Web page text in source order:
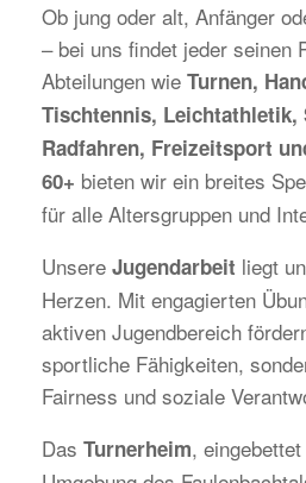
Ob jung oder alt, Anfänger
– bei uns findet jeder seinen
Abteilungen wie Turnen,
Tischtennis, Leichtathletik,
Radfahren, Freizeitsport
60+ bieten wir ein breites
für alle Altersgruppen und
Unsere Jugendarbeit liegt
Herzen. Mit engagierten
aktiven Jugendbereich
sportliche Fähigkeiten,
Fairness und soziale
Das Turnerheim,